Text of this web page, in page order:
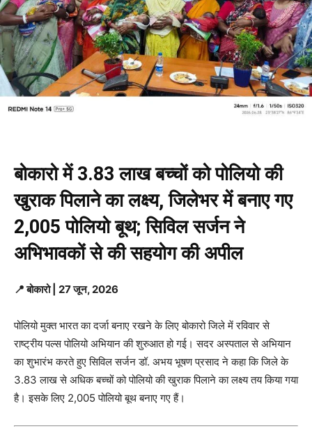
बोकारो में 3.83 लाख बच्चों को पोलियो की
खुराक पिलाने का लक्ष्य, जिलेभर में बनाए गए
2,005 पोलियो बूथ; सिविल सर्जन ने
अभिभावकों से की सहयोग की अपील
📍 बोकारो | 27 जून, 2026
पोलियो मुक्त भारत का दर्जा बनाए रखने के लिए बोकारो जिले में रविवार से
राष्ट्रीय पल्स पोलियो अभियान की शुरुआत हो गई। सदर अस्पताल से अभियान
का शुभारंभ करते हुए सिविल सर्जन डॉ. अभय भूषण प्रसाद ने कहा कि जिले के
3.83 लाख से अधिक बच्चों को पोलियो की खुराक पिलाने का लक्ष्य तय किया गया
है। इसके लिए 2,005 पोलियो बूथ बनाए गए हैं।